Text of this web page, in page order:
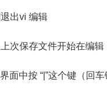
出vi 编辑
次保存文件开始在编辑
面中按 “|”这个键（回车